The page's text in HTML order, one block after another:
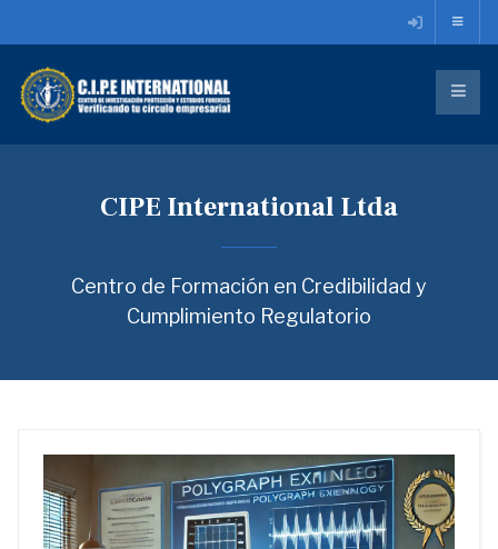
CIPE International Ltda
Centro de Formación en Credibilidad y
Cumplimiento Regulatorio